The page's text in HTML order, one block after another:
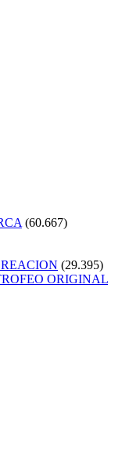
(60.667)
(29.395)
ORIGINAL